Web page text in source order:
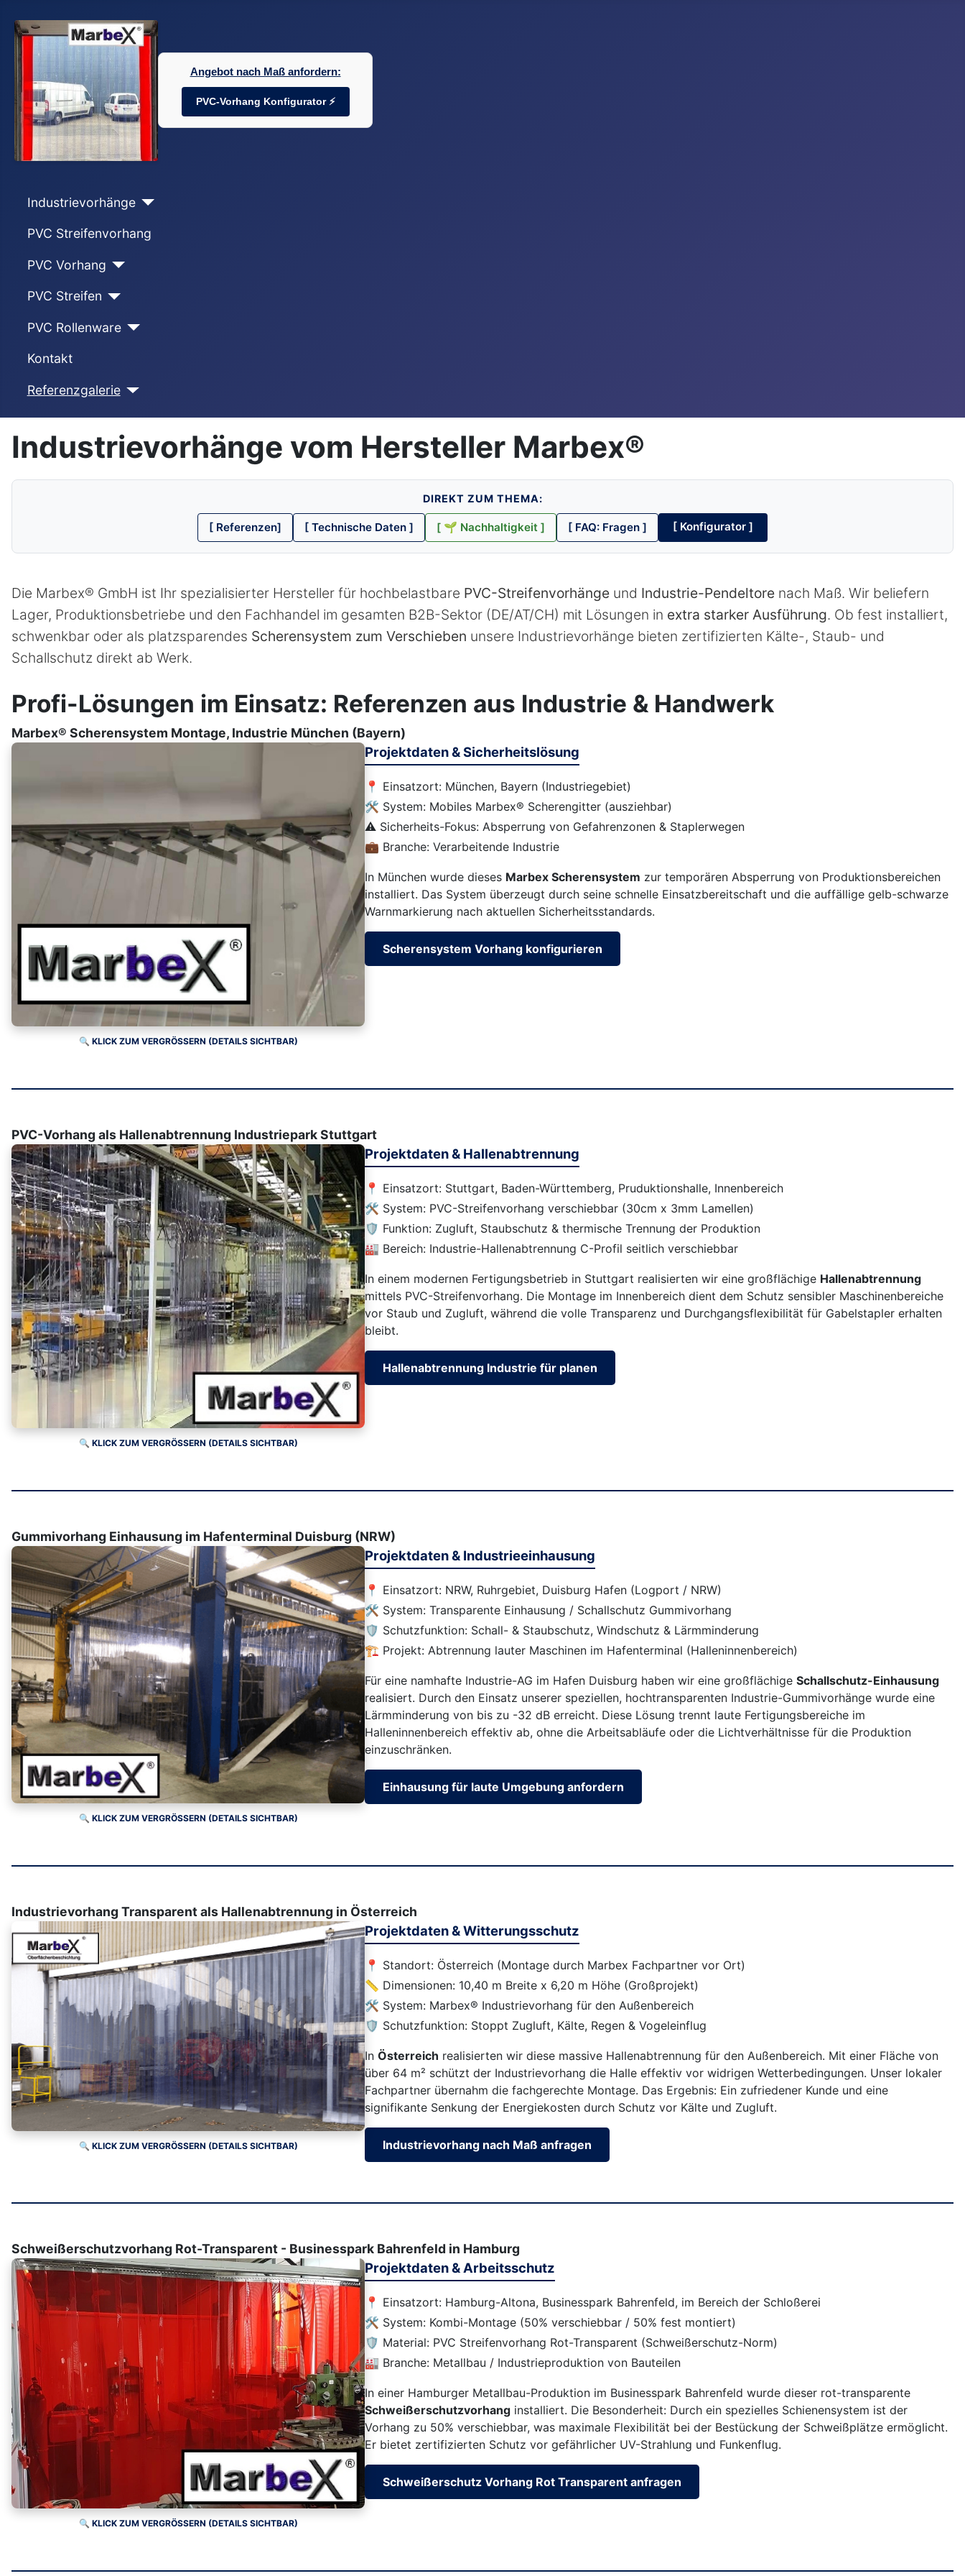
Angebot nach Maß anfordern:
PVC-Vorhang Konfigurator ⚡
Industrievorhänge
PVC Streifenvorhang
PVC Vorhang
PVC Streifen
PVC Rollenware
Kontakt
Referenzgalerie
Industrievorhänge vom Hersteller Marbex®
DIREKT ZUM THEMA:
[ Referenzen] [ Technische Daten ] [ 🌱 Nachhaltigkeit ] [ FAQ: Fragen ] [ Konfigurator ]
Die Marbex® GmbH ist Ihr spezialisierter Hersteller für hochbelastbare PVC-Streifenvorhänge und Industrie-Pendeltore nach Maß. Wir beliefern
Lager, Produktionsbetriebe und den Fachhandel im gesamten B2B-Sektor (DE/AT/CH) mit Lösungen in extra starker Ausführung. Ob fest installiert,
schwenkbar oder als platzsparendes Scherensystem zum Verschieben unsere Industrievorhänge bieten zertifizierten Kälte-, Staub- und
Schallschutz direkt ab Werk.
Profi-Lösungen im Einsatz: Referenzen aus Industrie & Handwerk
Marbex® Scherensystem Montage, Industrie München (Bayern)
🔍 KLICK ZUM VERGRÖSSERN (DETAILS SICHTBAR)
Projektdaten & Sicherheitslösung
📍 Einsatzort: München, Bayern (Industriegebiet)
🛠️ System: Mobiles Marbex® Scherengitter (ausziehbar)
⚠️ Sicherheits-Fokus: Absperrung von Gefahrenzonen & Staplerwegen
💼 Branche: Verarbeitende Industrie
In München wurde dieses Marbex Scherensystem zur temporären Absperrung von Produktionsbereichen
installiert. Das System überzeugt durch seine schnelle Einsatzbereitschaft und die auffällige gelb-schwarze
Warnmarkierung nach aktuellen Sicherheitsstandards.
Scherensystem Vorhang konfigurieren
PVC-Vorhang als Hallenabtrennung Industriepark Stuttgart
🔍 KLICK ZUM VERGRÖSSERN (DETAILS SICHTBAR)
Projektdaten & Hallenabtrennung
📍 Einsatzort: Stuttgart, Baden-Württemberg, Pruduktionshalle, Innenbereich
🛠️ System: PVC-Streifenvorhang verschiebbar (30cm x 3mm Lamellen)
🛡️ Funktion: Zugluft, Staubschutz & thermische Trennung der Produktion
🏭 Bereich: Industrie-Hallenabtrennung C-Profil seitlich verschiebbar
In einem modernen Fertigungsbetrieb in Stuttgart realisierten wir eine großflächige Hallenabtrennung
mittels PVC-Streifenvorhang. Die Montage im Innenbereich dient dem Schutz sensibler Maschinenbereiche
vor Staub und Zugluft, während die volle Transparenz und Durchgangsflexibilität für Gabelstapler erhalten
bleibt.
Hallenabtrennung Industrie für planen
Gummivorhang Einhausung im Hafenterminal Duisburg (NRW)
🔍 KLICK ZUM VERGRÖSSERN (DETAILS SICHTBAR)
Projektdaten & Industrieeinhausung
📍 Einsatzort: NRW, Ruhrgebiet, Duisburg Hafen (Logport / NRW)
🛠️ System: Transparente Einhausung / Schallschutz Gummivorhang
🛡️ Schutzfunktion: Schall- & Staubschutz, Windschutz & Lärmminderung
🏗️ Projekt: Abtrennung lauter Maschinen im Hafenterminal (Halleninnenbereich)
Für eine namhafte Industrie-AG im Hafen Duisburg haben wir eine großflächige Schallschutz-Einhausung
realisiert. Durch den Einsatz unserer speziellen, hochtransparenten Industrie-Gummivorhänge wurde eine
Lärmminderung von bis zu -32 dB erreicht. Diese Lösung trennt laute Fertigungsbereiche im
Halleninnenbereich effektiv ab, ohne die Arbeitsabläufe oder die Lichtverhältnisse für die Produktion
einzuschränken.
Einhausung für laute Umgebung anfordern
Industrievorhang Transparent als Hallenabtrennung in Österreich
🔍 KLICK ZUM VERGRÖSSERN (DETAILS SICHTBAR)
Projektdaten & Witterungsschutz
📍 Standort: Österreich (Montage durch Marbex Fachpartner vor Ort)
📏 Dimensionen: 10,40 m Breite x 6,20 m Höhe (Großprojekt)
🛠️ System: Marbex® Industrievorhang für den Außenbereich
🛡️ Schutzfunktion: Stoppt Zugluft, Kälte, Regen & Vogeleinflug
In Österreich realisierten wir diese massive Hallenabtrennung für den Außenbereich. Mit einer Fläche von
über 64 m² schützt der Industrievorhang die Halle effektiv vor widrigen Wetterbedingungen. Unser lokaler
Fachpartner übernahm die fachgerechte Montage. Das Ergebnis: Ein zufriedener Kunde und eine
signifikante Senkung der Energiekosten durch Schutz vor Kälte und Zugluft.
Industrievorhang nach Maß anfragen
Schweißerschutzvorhang Rot-Transparent - Businesspark Bahrenfeld in Hamburg
🔍 KLICK ZUM VERGRÖSSERN (DETAILS SICHTBAR)
Projektdaten & Arbeitsschutz
📍 Einsatzort: Hamburg-Altona, Businesspark Bahrenfeld, im Bereich der Schloßerei
🛠️ System: Kombi-Montage (50% verschiebbar / 50% fest montiert)
🛡️ Material: PVC Streifenvorhang Rot-Transparent (Schweißerschutz-Norm)
🏭 Branche: Metallbau / Industrieproduktion von Bauteilen
In einer Hamburger Metallbau-Produktion im Businesspark Bahrenfeld wurde dieser rot-transparente
Schweißerschutzvorhang installiert. Die Besonderheit: Durch ein spezielles Schienensystem ist der
Vorhang zu 50% verschiebbar, was maximale Flexibilität bei der Bestückung der Schweißplätze ermöglicht.
Er bietet zertifizierten Schutz vor gefährlicher UV-Strahlung und Funkenflug.
Schweißerschutz Vorhang Rot Transparent anfragen